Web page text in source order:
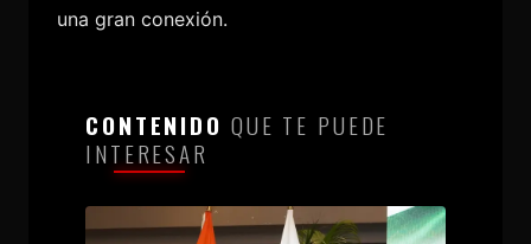
una gran conexión.
CONTENIDO QUE TE PUEDE
INTERESAR